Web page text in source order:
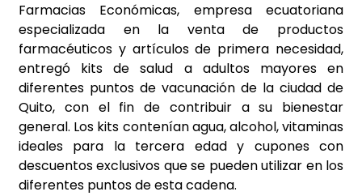
Farmacias Económicas, empresa ecuatoriana
especializada en la venta de productos
farmacéuticos y artículos de primera necesidad,
entregó kits de salud a adultos mayores en
diferentes puntos de vacunación de la ciudad de
Quito, con el fin de contribuir a su bienestar
general. Los kits contenían agua, alcohol, vitaminas
ideales para la tercera edad y cupones con
descuentos exclusivos que se pueden utilizar en los
diferentes puntos de esta cadena.